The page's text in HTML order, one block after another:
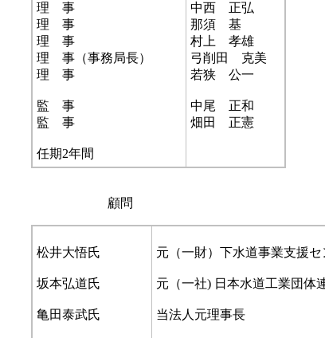
理 事
理 事
理 事
理 事（事務局長）
理 事
監 事
監 事
任期2年間
中西 正弘
那須 基
村上 孝雄
弓削田 克美
若狭 公一
中尾 正和
畑田 正憲
顧問
松井大悟氏
坂本弘道氏
亀田泰武氏
元（一財）下水道事業支援
元（一社) 日本水道工業団体
当法人元理事長